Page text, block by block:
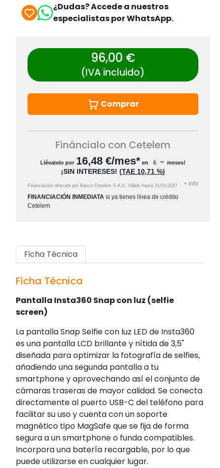
¿Dudas? Accede a nuestros
especialistas por WhatsApp.
96,00 €
(IVA incluido)
Comprar
Fináncialo con Cetelem
Llévatelo por 16,48 €/mes* en meses!
¡SIN INTERESES! (TAE 10,71 %)
Financiación ofrecida por Banco Cetelem S.A.U. Válido hasta 31/01/2027 + info
FINANCIACIÓN INMEDIATA si ya tienes línea de crédito
Cetelem
Ficha Técnica
Ficha Técnica
Pantalla Insta360 Snap con luz (selfie
screen)
La pantalla Snap Selfie con luz LED de Insta360
es una pantalla LCD brillante y nítida de 3,5"
diseñada para optimizar la fotografía de selfies,
añadiendo una segunda pantalla a tu
smartphone y aprovechando así el conjunto de
cámaras traseras de mayor calidad. Se conecta
directamente al puerto USB-C del teléfono para
facilitar su uso y cuenta con un soporte
magnético tipo MagSafe que se fija de forma
segura a un smartphone o funda compatibles.
Incorpora una batería recargable, por lo que
puede utilizarse en cualquier lugar.